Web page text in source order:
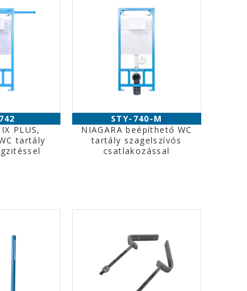
PLUS,
tartály
STY-740-M
NIAGARA beépíthető WC
tartály szagelszívós
csatlakozással